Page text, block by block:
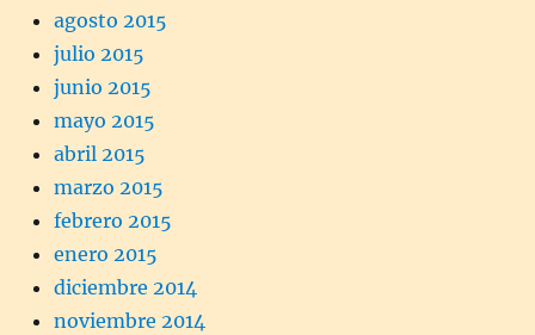
agosto 2015
julio 2015
junio 2015
mayo 2015
abril 2015
marzo 2015
febrero 2015
enero 2015
diciembre 2014
noviembre 2014